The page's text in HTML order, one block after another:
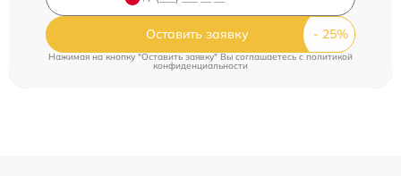
Оставить заявку
Нажимая на кнопку "Оставить заявку" Вы соглашаетесь cполитикой
конфиденциальности